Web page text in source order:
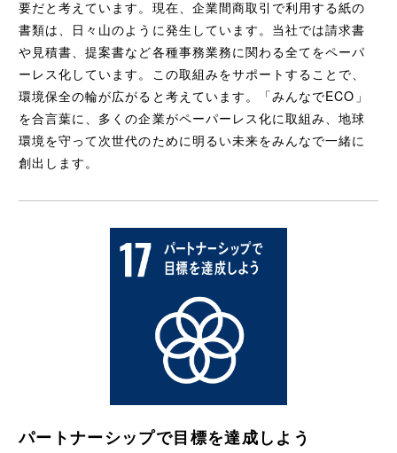
要だと考えています。現在、企業間商取引で利用する紙の
書類は、日々山のように発生しています。当社では請求書
や見積書、提案書など各種事務業務に関わる全てをペーパ
ーレス化しています。この取組みをサポートすることで、
環境保全の輪が広がると考えています。「みんなでECO」
を合言葉に、多くの企業がペーパーレス化に取組み、地球
環境を守って次世代のために明るい未来をみんなで一緒に
創出します。
パートナーシップで目標を達成しよう